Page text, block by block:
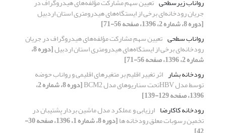
جریان رودخانه‌ای برخی از ایستگاه‌های هیدرومتری استان اردبیل
[دوره 8، شماره 2، 1396، صفحه 56-71]
رواناب سطحی تعیین سهم مشارکت مؤلفه‌های هیدروگراف در جریان
رودخانه‌ای برخی از ایستگاه‌های هیدرومتری استان اردبیل [دوره 8،
شماره 2، 1396، صفحه 56-71]
رودخانه بشار اثر تغییر اقلیم بر متغیرهای اقلیمی و رواناب حوضه
توسط مدل HBVتحت سناریوهای مدل BCM2 [دوره 8، شماره 2،
1396، صفحه 129-139]
رودخانه کاکارضا ارزیابی و عملکرد مدل ماشین بردار پشتیبان در
تخمین رسوبات معلق رودخانه ها [دوره 8، شماره 1، 1396، صفحه 30-